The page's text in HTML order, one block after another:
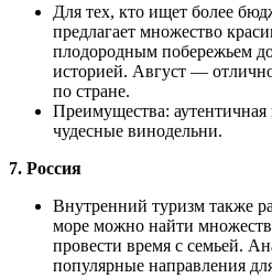
Для тех, кто ищет более
предлагает множество
плодородным побережьем
историей. Август —
по стране.
Преимущества: аутентичная
чудесные винодельни.
7. Россия
Внутренний туризм также
море можно найти
провести время с семьей.
популярные направления